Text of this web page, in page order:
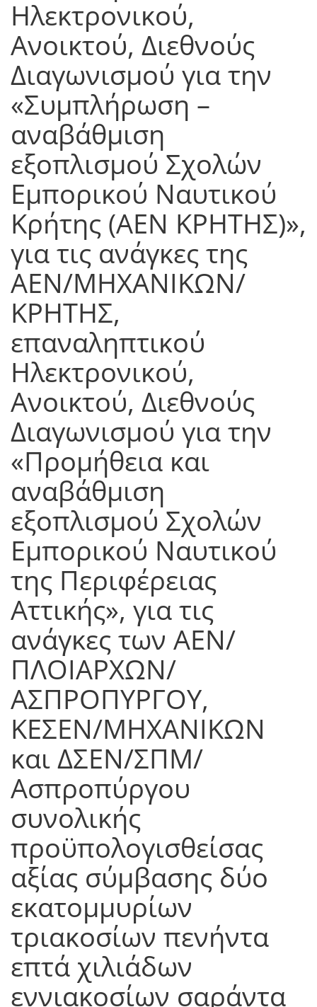
Ηλεκτρονικού,
Ανοικτού, Διεθνούς
Διαγωνισμού για την
«Συμπλήρωση –
αναβάθμιση
εξοπλισμού Σχολών
Εμπορικού Ναυτικού
Κρήτης (ΑΕΝ ΚΡΗΤΗΣ)»,
για τις ανάγκες της
ΑΕΝ/ΜΗΧΑΝΙΚΩΝ/
ΚΡΗΤΗΣ,
επαναληπτικού
Ηλεκτρονικού,
Ανοικτού, Διεθνούς
Διαγωνισμού για την
«Προμήθεια και
αναβάθμιση
εξοπλισμού Σχολών
Εμπορικού Ναυτικού
της Περιφέρειας
Αττικής», για τις
ανάγκες των ΑΕΝ/
ΠΛΟΙΑΡΧΩΝ/
ΑΣΠΡΟΠΥΡΓΟΥ,
ΚΕΣΕΝ/ΜΗΧΑΝΙΚΩΝ
και ΔΣΕΝ/ΣΠΜ/
Ασπροπύργου
συνολικής
προϋπολογισθείσας
αξίας σύμβασης δύο
εκατομμυρίων
τριακοσίων πενήντα
επτά χιλιάδων
εννιακοσίων σαράντα